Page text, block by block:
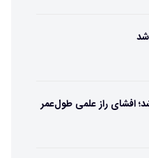
شد
جهان ۱۲۵ ساله شد؛ افشای راز علمی طول‌عمر